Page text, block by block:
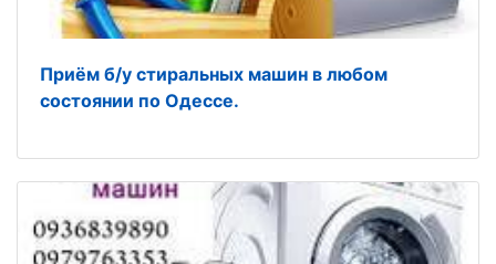
Приём б/у стиральных машин в любом
состоянии по Одессе.